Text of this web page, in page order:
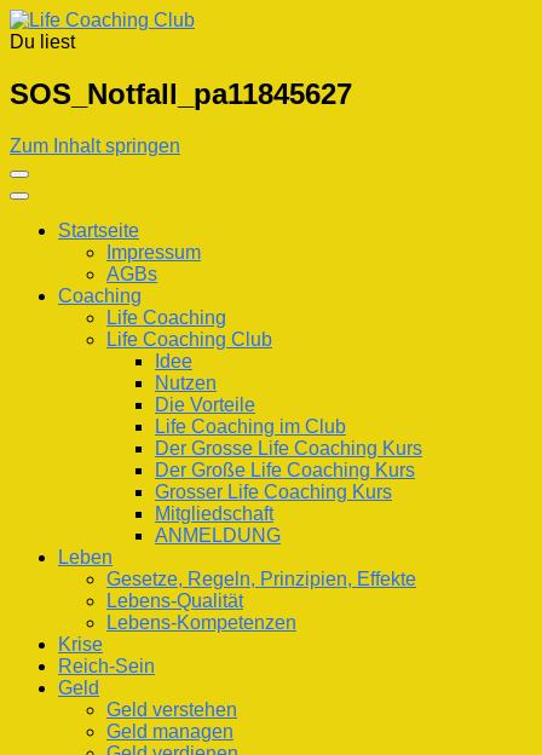
Du liest
SOS_Notfall_pa11845627
Zum Inhalt springen
Startseite
Impressum
AGBs
Coaching
Life Coaching
Life Coaching Club
Idee
Nutzen
Die Vorteile
Life Coaching im Club
Der Grosse Life Coaching Kurs
Der Große Life Coaching Kurs
Grosser Life Coaching Kurs
Mitgliedschaft
ANMELDUNG
Leben
Gesetze, Regeln, Prinzipien, Effekte
Lebens-Qualität
Lebens-Kompetenzen
Krise
Reich-Sein
Geld
Geld verstehen
Geld managen